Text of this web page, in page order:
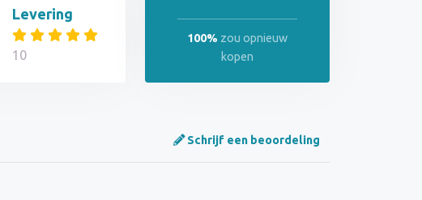
Levering
10
100% zou opnieuw
kopen
Schrijf een beoordeling